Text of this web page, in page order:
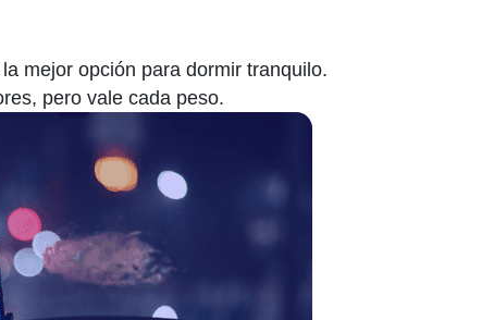
mejor opción para dormir tranquilo.
pero vale cada peso.